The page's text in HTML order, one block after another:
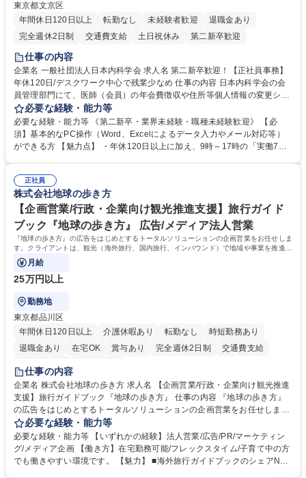
東京都文京区
年間休日120日以上
転勤なし 未経験者歓迎
退職金あり
完全週休2日制
交通費支給 土日祝休み 第二新卒歓迎
仕事の内容
企業名 一般社団法人日本内科学会 求人名 第二新卒歓迎！【正社員事務】
年休120日/デスクワーク中心で残業少なめ 仕事の内容 日本内科学会の会
員管理部門にて、医師（会員）の年会費徴収や住所等個人情報の変更シス
テム入力、電話・FAX対応をお任せします。将来的には、各種委員会の運
営事務局業務などにも幅広く携わっていただきます。 【会員管理・データ
入力業務】 ・医師（会員）の住所変更、個人情報のシステム登録・更新
・年会費の徴収管理や入金データの照合確認 【問い合わせ対応】 ・会員
年休120日/デスクワーク中心で残業少なめ
必要な経験・能力等
必要な経験・能力等 《第二新卒・業界未経験・職種未経験歓迎》 【必
須】基本的なPC操作（Word、Excelによるデータ入力やメール対応等）
ができる方 【魅力点】 ・年休120日以上に加え、9時～17時の「実働7時
整、資料作成、当日の運営サポート 学歴・資格 学歴：大学院 大学 語学
力： 資格：
正社員
株式会社地球の歩き方
【企画営業/行政・企業向け観光推進支援】旅行ガイド
ブック『地球の歩き方』 広告/メディア法人営業
『地球の歩き方』の広告をはじめとするトータルソリューションの企画営業をお任せしま
す。クライアントは、観光（海外旅行、国内旅行、インバウンド）で地域や事業を推進し
たい国内外の行政や企業です。
月給
25万円以上
勤務地
東京都品川区
年間休日120日以上
介護休暇あり 転勤なし
時短勤務あり
退職金あり
在宅OK 賞与あり 完全週休2日制
交通費支給
駅近5分以内
仕事の内容
企業名 株式会社地球の歩き方 求人名 【企画営業/行政・企業向け観光推進
支援】旅行ガイドブック『地球の歩き方』 仕事の内容 『地球の歩き方』
の広告をはじめとするトータルソリューションの企画営業をお任せしま
す。クライアントは、観光（海外旅行、国内旅行、インバウンド）で地域
や事業を推進したい国内外の行政や企業です。 【業務詳細】■『地球の歩
き方』は海外旅行ガイドブックのNo.1ブランドであり、国内旅行において
も牽引しております。観光推進支援においても、業界を牽引する意欲的な
必要な経験・能力等
必要な経験・能力等 【いずれかの経験】法人営業/広告/PR/マーケティン
グ/メディア企画 【働き方】在宅勤務可能/フレックスタイム/子育て中の方
でも働きやすい環境です。 【魅力】 ■海外旅行ガイドブックのシェアNo.1